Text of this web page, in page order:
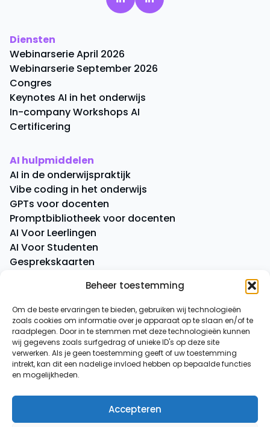
Beheer toestemming
Om de beste ervaringen te bieden, gebruiken wij technologieën
zoals cookies om informatie over je apparaat op te slaan en/of te
raadplegen. Door in te stemmen met deze technologieën kunnen
wij gegevens zoals surfgedrag of unieke ID's op deze site
verwerken. Als je geen toestemming geeft of uw toestemming
intrekt, kan dit een nadelige invloed hebben op bepaalde functies
en mogelijkheden.
Accepteren
Diensten
Webinarserie April 2026
Webinarserie September 2026
Congres
Keynotes AI in het onderwijs
In-company Workshops AI
Certificering
AI hulpmiddelen
AI in de onderwijspraktijk
Vibe coding in het onderwijs
GPTs voor docenten
Promptbibliotheek voor docenten
AI Voor Leerlingen
AI Voor Studenten
Gesprekskaarten
Overige
AI-spiekbriefje
AI-tussenuurtje
Over ons
Contact